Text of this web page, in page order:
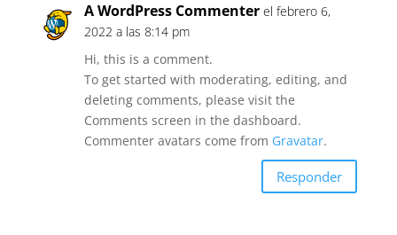
A WordPress Commenter el febrero 6,
2022 a las 8:14 pm
Hi, this is a comment.
To get started with moderating, editing, and
deleting comments, please visit the
Comments screen in the dashboard.
Commenter avatars come from Gravatar.
Responder